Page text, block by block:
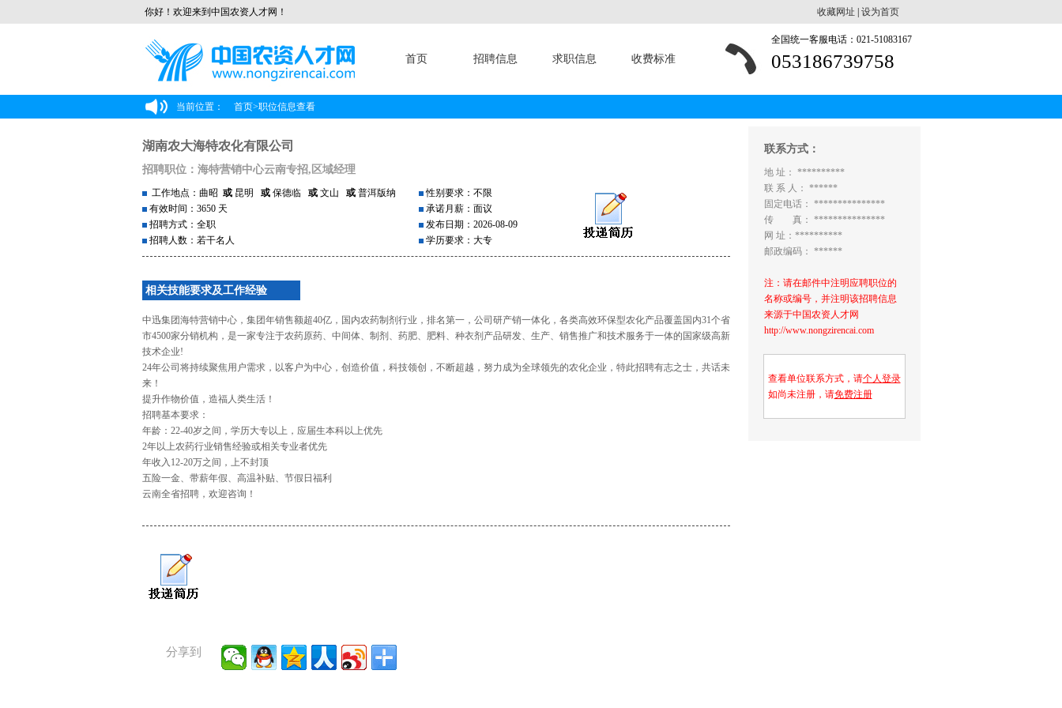
你好！欢迎来到中国农资人才网！ 收藏网址 设为首页
首页 招聘信息 求职信息 收费标准
全国统一客服电话：021-51083167
053186739758
当前位置： 首页>职位信息查看
湖南农大海特农化有限公司
招聘职位：海特营销中心云南专招,区域经理
工作地点：曲昭 或昆明 或保德临 或文山 或普洱版纳
有效时间：3650 天
招聘方式：全职
招聘人数：若干名人
性别要求：不限
承诺月薪：面议
发布日期：2026-08-09
学历要求：大专
相关技能要求及工作经验
中迅集团海特营销中心，集团年销售额超40亿，国内农药制剂行业，排名第一，公司研产销一体化，各类高效环保型农化产品覆盖国内31个省
市4500家分销机构，是一家专注于农药原药、中间体、制剂、药肥、肥料、种衣剂产品研发、生产、销售推广和技术服务于一体的国家级高新
技术企业!
24年公司将持续聚焦用户需求，以客户为中心，创造价值，科技领创，不断超越，努力成为全球领先的农化企业，特此招聘有志之士，共话未
来！
提升作物价值，造福人类生活！
招聘基本要求：
年龄：22-40岁之间，学历大专以上，应届生本科以上优先
2年以上农药行业销售经验或相关专业者优先
年收入12-20万之间，上不封顶
五险一金、带薪年假、高温补贴、节假日福利
云南全省招聘，欢迎咨询！
分享到
联系方式：
地 址： **********
联 系 人： ******
固定电话： ***************
传 真： ***************
网 址：**********
邮政编码： ******
注：请在邮件中注明应聘职位的
名称或编号，并注明该招聘信息
来源于中国农资人才网
http://www.nongzirencai.com
查看单位联系方式，请个人登录
如尚未注册，请免费注册